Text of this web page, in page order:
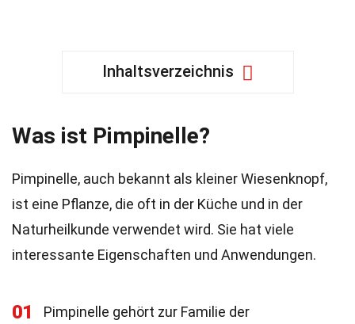
Inhaltsverzeichnis
Was ist Pimpinelle?
Pimpinelle, auch bekannt als kleiner Wiesenknopf,
ist eine Pflanze, die oft in der Küche und in der
Naturheilkunde verwendet wird. Sie hat viele
interessante Eigenschaften und Anwendungen.
01
Pimpinelle gehört zur Familie der